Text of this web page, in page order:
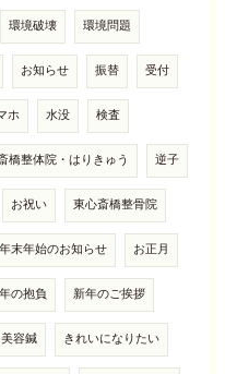
環境破壊 環境問題
お知らせ 振替 受付
ホ 水没 検査
橋整体院・はりきゅう 逆子
お祝い 東心斎橋整骨院
年末年始のお知らせ お正月
の抱負 新年のご挨拶
美容鍼 きれいになりたい